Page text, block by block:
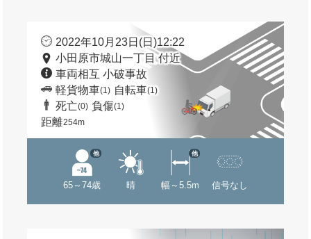
2022年10月23日(日)12:22
小田原市城山一丁目 付近
車両相互 小破事故
軽貨物車(1) 自転車(1)
死亡(0) 負傷(1)
距離254m
65～74歳
他
晴 幅～5.5m
他
信号なし